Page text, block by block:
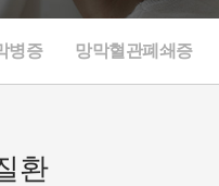
렌즈클리닉
건조클리닉
병증 망막혈관폐쇄증
환